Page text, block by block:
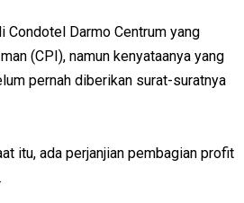
Condotel Darmo Centrum yang
(CPI), namun kenyataanya yang
pernah diberikan surat-suratnya
itu, ada perjanjian pembagian profit